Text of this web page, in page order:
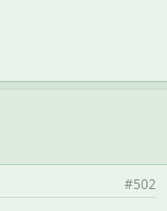
#502